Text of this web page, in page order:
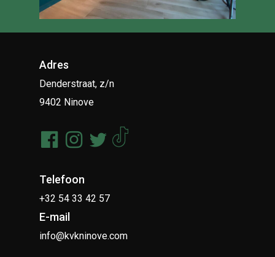
Adres
Denderstraat, z/n
9402 Ninove
Telefoon
+32 54 33 42 57
E-mail
info@kvkninove.com